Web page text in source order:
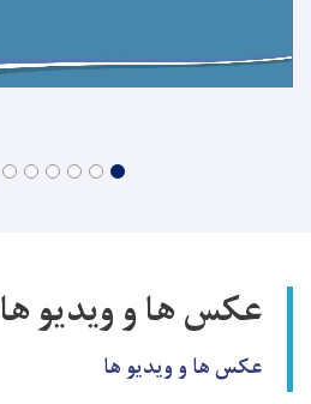
عکس ها و ویدیو ها
عکس ها و ویدیو ها